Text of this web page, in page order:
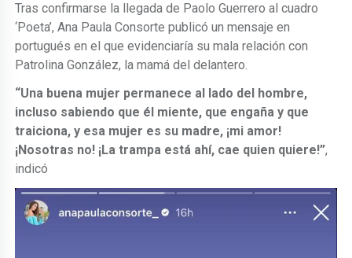
Tras confirmarse la llegada de Paolo Guerrero al cuadro
‘Poeta’, Ana Paula Consorte publicó un mensaje en
portugués en el que evidenciaría su mala relación con
Patrolina González, la mamá del delantero.
“Una buena mujer permanece al lado del hombre,
incluso sabiendo que él miente, que engaña y que
traiciona, y esa mujer es su madre, ¡mi amor!
¡Nosotras no! ¡La trampa está ahí, cae quien quiere!”,
indicó